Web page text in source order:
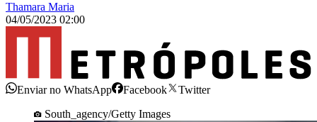
Thamara Maria
04/05/2023 02:00
Enviar no WhatsApp Facebook
Twitter
South_agency/Getty Images